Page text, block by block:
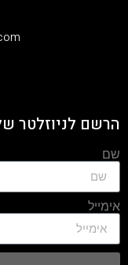
הרשם לניוזלטר
שם
אימייל